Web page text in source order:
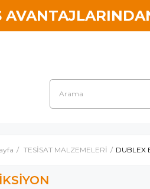
TESİSAT MALZEMELERİ DUBLEX